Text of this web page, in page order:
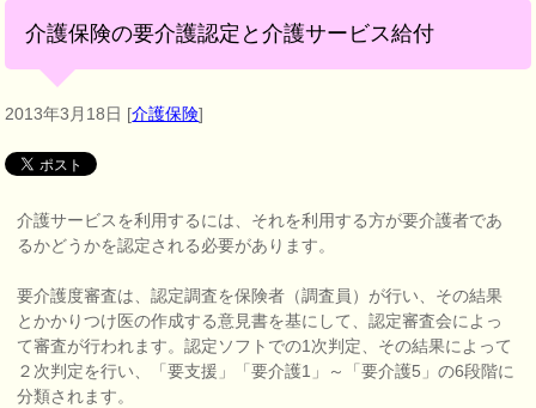
介護保険の要介護認定と介護サービス給付
2013年3月18日 [介護保険]
介護サービスを利用するには、それを利用する方が要介護者であ
るかどうかを認定される必要があります。
要介護度審査は、認定調査を保険者（調査員）が行い、その結果
とかかりつけ医の作成する意見書を基にして、認定審査会によっ
て審査が行われます。認定ソフトでの1次判定、その結果によって
２次判定を行い、「要支援」「要介護1」～「要介護5」の6段階に
分類されます。